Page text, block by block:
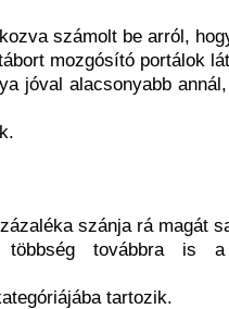
számolt be arról,
mozgósító portálok
jóval alacsonyabb
szánja rá magát
többség továbbra is a
tartozik.